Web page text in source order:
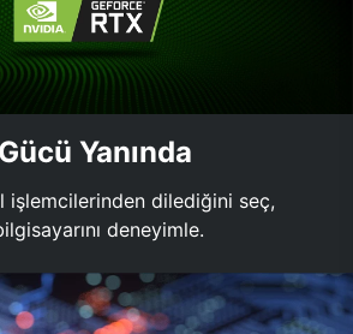
Yanında
işlemcilerinden dilediğini seç,
deneyimle.